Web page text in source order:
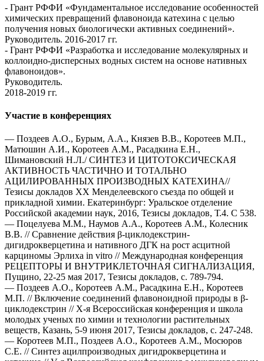
- Грант РФФИ «Фундаментальное исследование особенностей
химических превращений флавоноида катехина с целью
получения новых биологически активных соединений».
Руководитель. 2016-2017 гг.
- Грант РФФИ «Разработка и исследование молекулярных и
коллоидно-дисперсных водных систем на основе нативных
флавоноидов».
Руководитель.
2018-2019 гг.
Участие в конференциях
— Поздеев А.О., Бурым, А.А., Князев В.В., Коротеев М.П.,
Матюшин А.И., Коротеев А.М., Расадкина Е.Н.,
Шимановский Н.Л./ СИНТЕЗ И ЦИТОТОКСИЧЕСКАЯ
АКТИВНОСТЬ ЧАСТИЧНО И ТОТАЛЬНО
АЦИЛИРОВАННЫХ ПРОИЗВОДНЫХ КАТЕХИНА//
Тезисы докладов XX Менделеевского съезда по общей и
прикладной химии. Екатеринбург: Уральское отделение
Российской академии наук, 2016, Тезисы докладов, Т.4. С 538.
— Поцелуева М.М., Наумов А.А., Коротеев А.М., Колесник
В.В. // Сравнение действия β-циклодекстрин-
дигидрокверцетина и нативного ДГК на рост асцитной
карциномы Эрлиха in vitro // Международная конференция
РЕЦЕПТОРЫ И ВНУТРИКЛЕТОЧНАЯ СИГНАЛИЗАЦИЯ,
Пущино, 22-25 мая 2017, Тезисы докладов, с. 789-794.
— Поздеев А.О., Коротеев А.М., Расадкина Е.Н., Коротеев
М.П. // Включение соединений флавоноидной природы в β-
циклодекстрин // Х-я Всероссийская конференция и школа
молодых ученых по химии и технологии растительных
веществ, Казань, 5-9 июня 2017, Тезисы докладов, с. 247-248.
— Коротеев М.П., Поздеев А.О., Коротеев А.М., Мосюров
С.Е. // Синтез ацилпроизводных дигидрокверцетина и